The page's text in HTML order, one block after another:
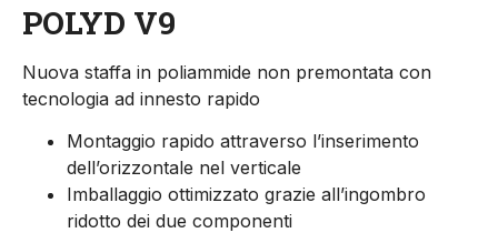
POLYD V9
Nuova staffa in poliammide non premontata con
tecnologia ad innesto rapido
Montaggio rapido attraverso l’inserimento
dell’orizzontale nel verticale
Imballaggio ottimizzato grazie all’ingombro
ridotto dei due componenti